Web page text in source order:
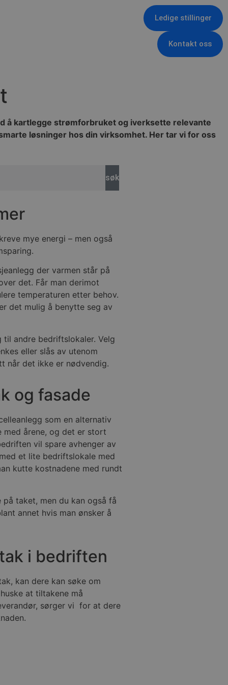
Ledige stillinger
Kontakt oss
å kartlegge strømforbruket og iverksette relevante
løsninger hos din virksomhet. Her tar vi for oss
søk
mye energi – men også
der varmen står på
det. Får man derimot
temperaturen etter behov.
det mulig å benytte seg av
andre bedriftslokaler. Velg
eller slås av utenom
når det ikke er nødvendig.
og fasade
som en alternativ
med årene, og det er stort
vil spare avhenger av
et lite bedriftslokale med
kutte kostnadene med rundt
taket, men du kan også få
annet hvis man ønsker å
i bedriften
kan dere kan søke om
at tiltakene må
sørger vi for at dere